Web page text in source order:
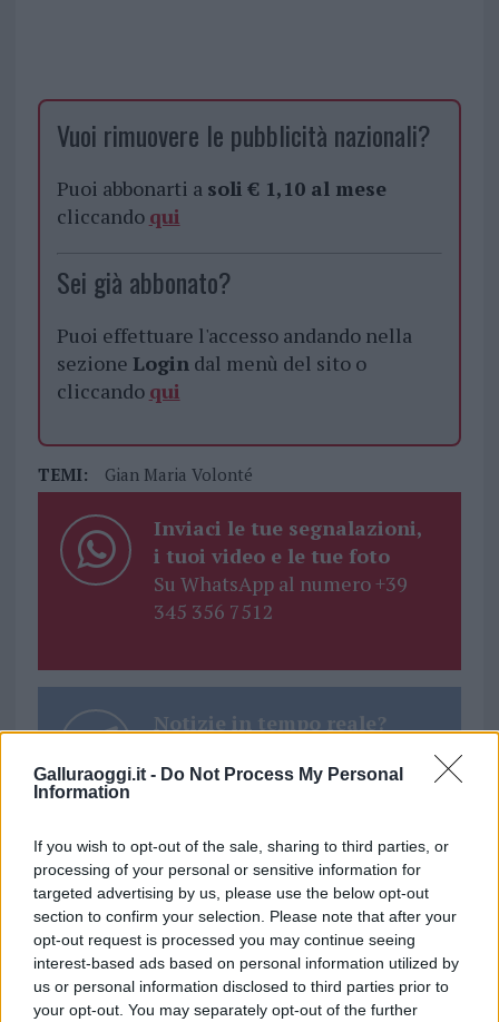
Galluraoggi.it - Do Not Process My Personal
Information
If you wish to opt-out of the sale, sharing to third parties, or
processing of your personal or sensitive information for
targeted advertising by us, please use the below opt-out
section to confirm your selection. Please note that after your
opt-out request is processed you may continue seeing
interest-based ads based on personal information utilized by
us or personal information disclosed to third parties prior to
your opt-out. You may separately opt-out of the further
Vuoi rimuovere le pubblicità nazionali?
Puoi abbonarti a soli € 1,10 al mese
cliccando qui
Sei già abbonato?
Puoi effettuare l'accesso andando nella
sezione Login dal menù del sito o
cliccando qui
TEMI: Gian Maria Volonté
Inviaci le tue segnalazioni,
i tuoi video e le tue foto
Su WhatsApp al numero +39
345 356 7512
Notizie in tempo reale?
GalluraOggi.it
Ricevi le nostre ultime news
daGoogle News